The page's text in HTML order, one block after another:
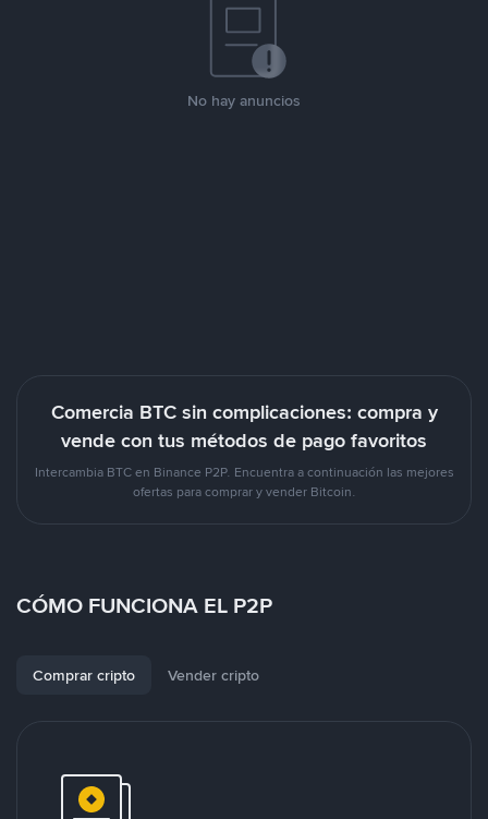
No hay anuncios
Comercia BTC sin complicaciones: compra y
vende con tus métodos de pago favoritos
Intercambia BTC en Binance P2P. Encuentra a continuación las mejores
ofertas para comprar y vender Bitcoin.
CÓMO FUNCIONA EL P2P
Comprar cripto Vender cripto